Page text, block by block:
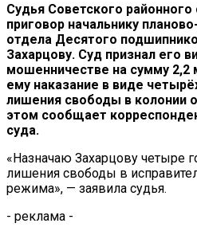
Судья Советского
приговор начальнику
отдела Десятого
Захарцову. Суд признал его
мошенничестве на сумму 2,2
ему наказание в виде
лишения свободы в колонии
этом сообщает
суда.
«Назначаю Захарцову четыре
лишения свободы в
режима», — заявила судья.
- реклама -